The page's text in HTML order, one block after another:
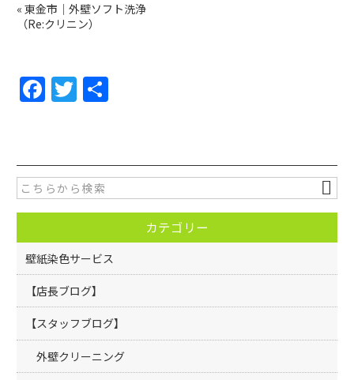
« 東金市│外壁ソフト洗浄
（Re:クリニン）
F
a
e
b
o
o
k
T
w
er
カテゴリー
壁紙染色サービス
【店長ブログ】
【スタッフブログ】
外壁クリーニング